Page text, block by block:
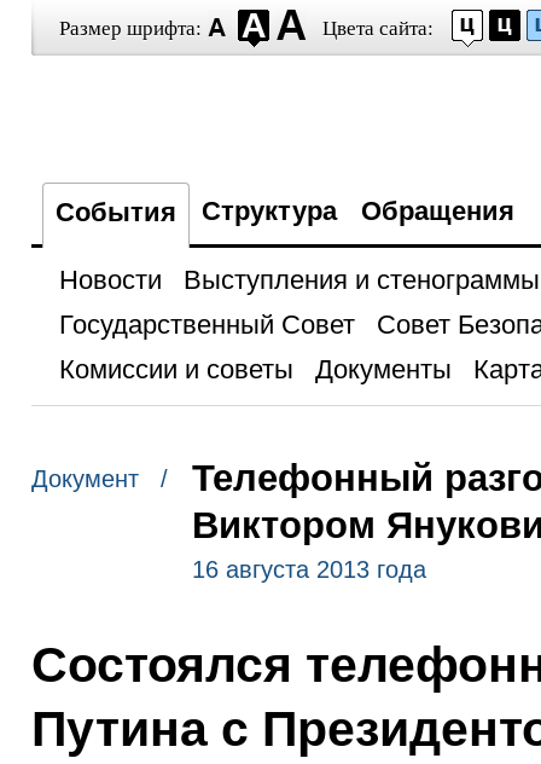
Размер шрифта: Цвета сайта:
События Структура Обращения
Новости
Выступления и стенограммы
Государственный Совет
Совет
Комиссии и советы
Документы
Документ /
Телефонный
Виктором
16 августа 2013 года
Состоялся
Путина с